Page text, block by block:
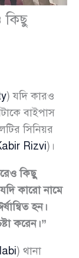
কিছু
) যদি কারও
বাইপাস
সিনিয়র
Rizvi)।
কিছু
কারো নামে
হন।
করেন।”
) থানা